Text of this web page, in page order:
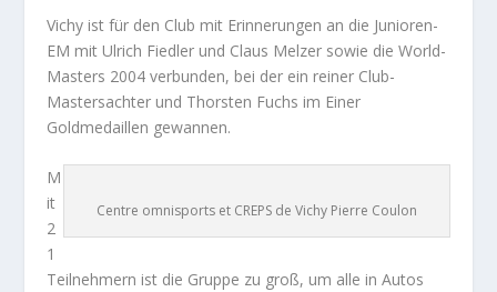
Vichy ist für den Club mit Erinnerungen an die Junioren-
EM mit Ulrich Fiedler und Claus Melzer sowie die World-
Masters 2004 verbunden, bei der ein reiner Club-
Mastersachter und Thorsten Fuchs im Einer
Goldmedaillen gewannen.
Centre omnisports et CREPS de Vichy Pierre Coulon
M
it
2
1
Teilnehmern ist die Gruppe zu groß, um alle in Autos